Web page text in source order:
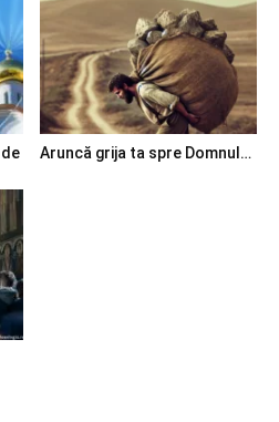
Aruncă grija ta spre Domnul…